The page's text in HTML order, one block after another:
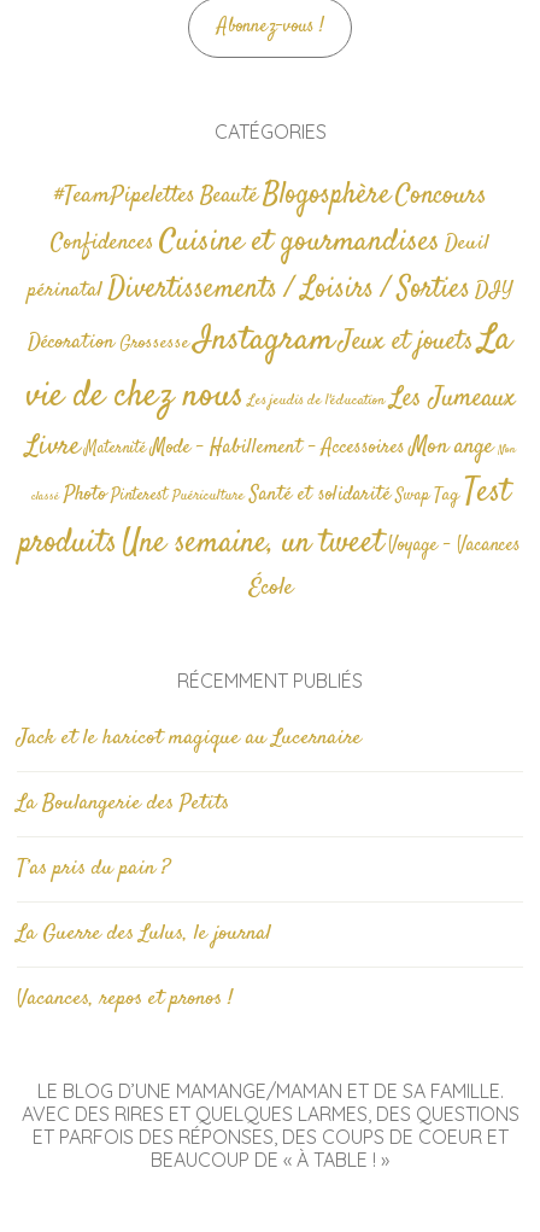
Abonnez-vous !
CATÉGORIES
#TeamPipelettesBeautéBlogosphèreConcours
Confidences Cuisine et gourmandises Deuil
périnatalDivertissements / Loisirs / SortiesDIY
Décoration GrossesseInstagramJeux et jouetsLa
vie de chez nous Les jeudis de l'éducation Les Jumeaux
Livre Maternité Mode - Habillement - AccessoiresMon ange Non
classé Photo Pinterest Puériculture Santé et solidarité Swap TagTest
produitsUne semaine, un tweetVoyage - Vacances
École
RÉCEMMENT PUBLIÉS
Jack et le haricot magique au Lucernaire
La Boulangerie des Petits
T’as pris du pain ?
La Guerre des Lulus, le journal
Vacances, repos et pronos !
LE BLOG D’UNE MAMANGE/MAMAN ET DE SA FAMILLE.
AVEC DES RIRES ET QUELQUES LARMES, DES QUESTIONS
ET PARFOIS DES RÉPONSES, DES COUPS DE COEUR ET
BEAUCOUP DE « À TABLE ! »